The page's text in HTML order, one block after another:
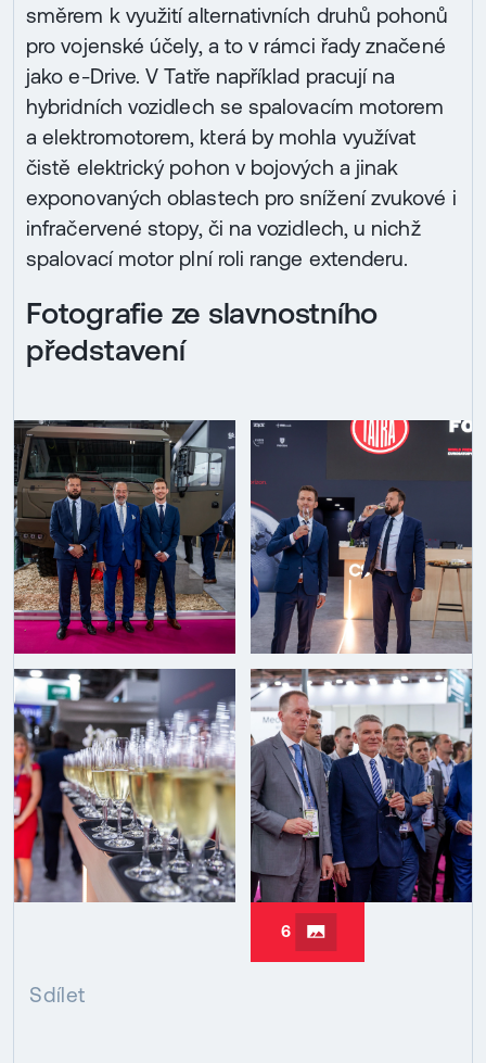
směrem k využití alternativních druhů pohonů
pro vojenské účely, a to v rámci řady značené
jako e-Drive. V Tatře například pracují na
hybridních vozidlech se spalovacím motorem
a elektromotorem, která by mohla využívat
čistě elektrický pohon v bojových a jinak
exponovaných oblastech pro snížení zvukové i
infračervené stopy, či na vozidlech, u nichž
spalovací motor plní roli range extenderu.
Fotografie ze slavnostního
představení
6
Sdílet